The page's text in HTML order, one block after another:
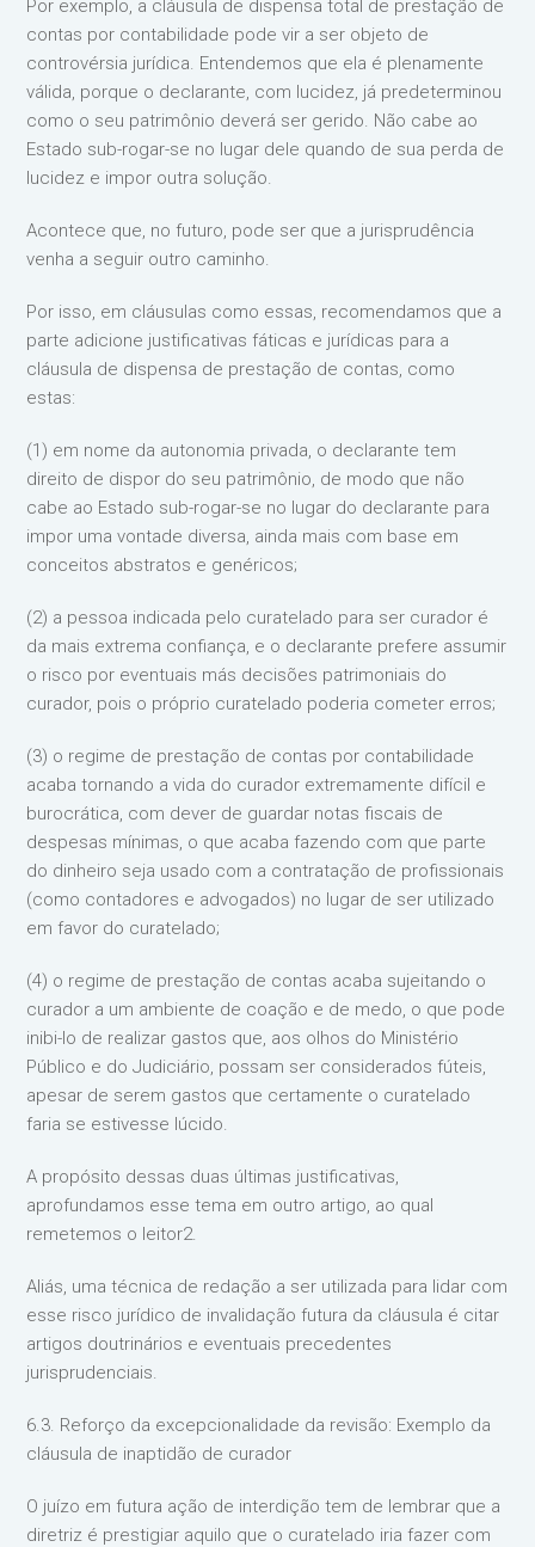
Por exemplo, a cláusula de dispensa total de prestação de
contas por contabilidade pode vir a ser objeto de
controvérsia jurídica. Entendemos que ela é plenamente
válida, porque o declarante, com lucidez, já predeterminou
como o seu patrimônio deverá ser gerido. Não cabe ao
Estado sub-rogar-se no lugar dele quando de sua perda de
lucidez e impor outra solução.
Acontece que, no futuro, pode ser que a jurisprudência
venha a seguir outro caminho.
Por isso, em cláusulas como essas, recomendamos que a
parte adicione justificativas fáticas e jurídicas para a
cláusula de dispensa de prestação de contas, como
estas:
(1) em nome da autonomia privada, o declarante tem
direito de dispor do seu patrimônio, de modo que não
cabe ao Estado sub-rogar-se no lugar do declarante para
impor uma vontade diversa, ainda mais com base em
conceitos abstratos e genéricos;
(2) a pessoa indicada pelo curatelado para ser curador é
da mais extrema confiança, e o declarante prefere assumir
o risco por eventuais más decisões patrimoniais do
curador, pois o próprio curatelado poderia cometer erros;
(3) o regime de prestação de contas por contabilidade
acaba tornando a vida do curador extremamente difícil e
burocrática, com dever de guardar notas fiscais de
despesas mínimas, o que acaba fazendo com que parte
do dinheiro seja usado com a contratação de profissionais
(como contadores e advogados) no lugar de ser utilizado
em favor do curatelado;
(4) o regime de prestação de contas acaba sujeitando o
curador a um ambiente de coação e de medo, o que pode
inibi-lo de realizar gastos que, aos olhos do Ministério
Público e do Judiciário, possam ser considerados fúteis,
apesar de serem gastos que certamente o curatelado
faria se estivesse lúcido.
A propósito dessas duas últimas justificativas,
aprofundamos esse tema em outro artigo, ao qual
remetemos o leitor2.
Aliás, uma técnica de redação a ser utilizada para lidar com
esse risco jurídico de invalidação futura da cláusula é citar
artigos doutrinários e eventuais precedentes
jurisprudenciais.
6.3. Reforço da excepcionalidade da revisão: Exemplo da
cláusula de inaptidão de curador
O juízo em futura ação de interdição tem de lembrar que a
diretriz é prestigiar aquilo que o curatelado iria fazer com